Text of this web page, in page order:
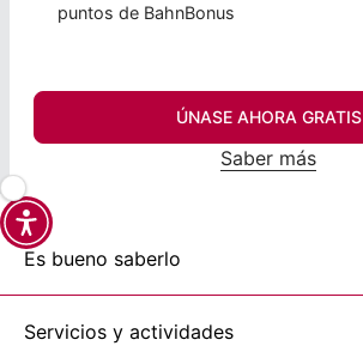
puntos de BahnBonus
ÚNASE AHORA GRATIS
Saber más
Es bueno saberlo
Servicios y actividades